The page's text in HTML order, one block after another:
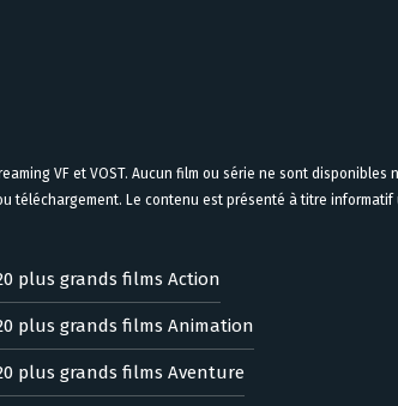
VF et VOST. Aucun film ou série ne sont disponibles
téléchargement. Le contenu est présenté à titre informatif
plus grands films Action
plus grands films Animation
plus grands films Aventure